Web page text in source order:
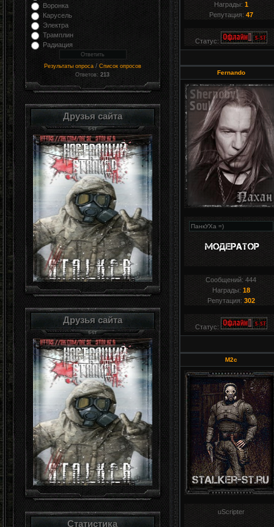
Воронка
Карусель
Электра
Трамплин
Радиация
Результаты опроса / Список опросов
Ответов:213
Друзья сайта
Друзья сайта
Статистика
Награды: 1
Репутация: 47
Статус:
Fernando
Сообщений:444
Награды: 18
Репутация: 302
Статус:
M2c
uScripter